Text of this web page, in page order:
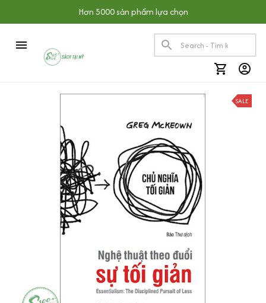
Hơn 5000 sản phẩm lựa chọn
SALE